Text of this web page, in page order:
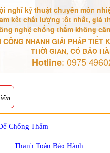
nghĩ kỹ thuật chuyên môn
kết chất lượng tốt nhất, giá
nghệ chống thấm không
CÔNG NHANH GIẢI PHÁP TIẾT
THỜI GIAN, CÓ BẢO
Hotline: 0975
Chống Thấm
Thanh Toán Bảo Hành